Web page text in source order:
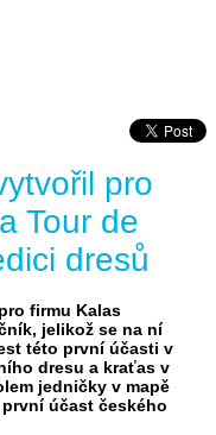
pro
Tour de
dresů
firmu Kalas
jelikož se na ní
této první účasti v
dresu a kraťas v
jedničky v mapě
účast českého